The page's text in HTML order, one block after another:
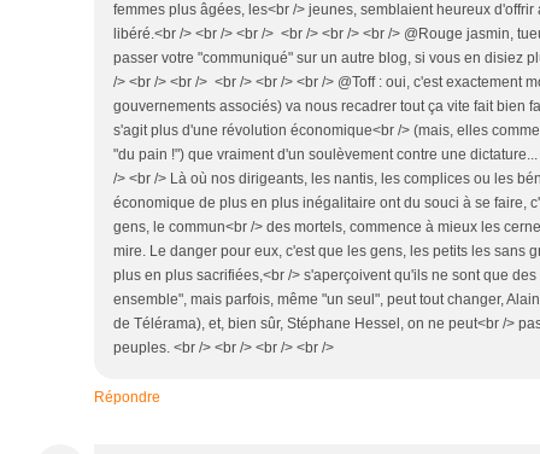
femmes plus âgées, les<br /> jeunes, semblaient heureux
libéré.<br /> <br /> <br /> <br /> <br /> <br /> @Rouge jasmin,
passer votre "communiqué" sur un autre blog, si vous en disiez
/> <br /> <br /> <br /> <br /> <br /> @Toff : oui, c'est exactement
gouvernements associés) va nous recadrer tout ça vite fait bien
s'agit plus d'une révolution économique<br /> (mais, elles
"du pain !") que vraiment d'un soulèvement contre une
/> <br /> Là où nos dirigeants, les nantis, les complices ou les
économique de plus en plus inégalitaire ont du souci à se faire,
gens, le commun<br /> des mortels, commence à mieux les
mire. Le danger pour eux, c'est que les gens, les petits les sans
plus en plus sacrifiées,<br /> s'aperçoivent qu'ils ne sont que
ensemble", mais parfois, même "un seul", peut tout changer,
de Télérama), et, bien sûr, Stéphane Hessel, on ne peut<br />
peuples. <br /> <br /> <br /> <br />
Répondre